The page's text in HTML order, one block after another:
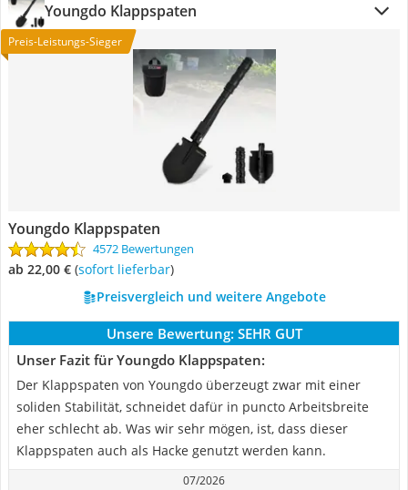
Youngdo Klappspaten
Preis-Leistungs-Sieger
Youngdo Klappspaten
4572 Bewertungen
ab 22,00 € ( Sofort lieferbar)
Preisvergleich und weitere Angebote
Unsere Bewertung: SEHR GUT
Unser Fazit für Youngdo Klappspaten:
Der Klappspaten von Youngdo überzeugt zwar mit einer
soliden Stabilität, schneidet dafür in puncto Arbeitsbreite
eher schlecht ab. Was wir sehr mögen, ist, dass dieser
Klappspaten auch als Hacke genutzt werden kann.
07/2026